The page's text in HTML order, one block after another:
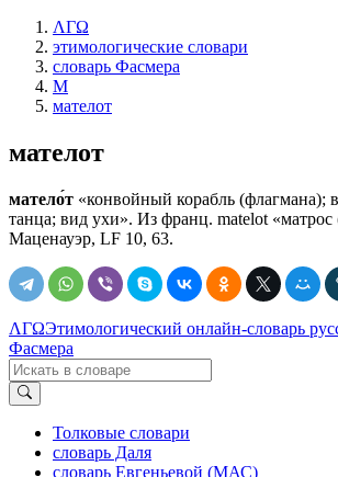
ΛΓΩ
этимологические словари
словарь Фасмера
М
мателот
мателот
матело́т «конвойный корабль (флагмана);
танца; вид ухи». Из франц. mаtеlоt «матрос
Маценауэр, LF 10, 63.
ΛΓΩЭтимологический онлайн-словарь
Фасмера
Толковые словари
словарь Даля
словарь Евгеньевой (МАС)